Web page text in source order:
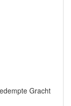
Gracht